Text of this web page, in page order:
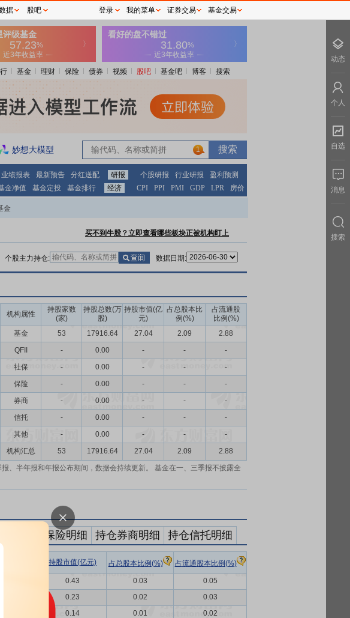
基金 理财 保险 债券 视频 股吧 基金吧 博客 搜索
妙想大模型 1
业绩报表 最新预告 分红送配 研报 个股研报 行业研报
盈利预测
金净值 基金定投 基金排行 经济 CPI PPI PMI GDP LPR 房价
金
买不到牛股？立即查看哪些板块正被机构盯上
个股主力持仓: 数据日期:
机构属性
持股家数
(家)
持股总数(万
股)
持股市值(亿
元)
占总股本比
例(%)
占流通股
比例(%)
基金
53 17916.64 27.04 2.09
2.88
QFII
- 0.00 - -
-
社保
- 0.00 - -
-
保险
- 0.00 - -
-
券商
- 0.00 - -
-
信托
- 0.00 - -
-
其他
- 0.00 - -
-
机构汇总
53 17916.64 27.04 2.09
2.88
、半年报和年报公布期间，数据会持续更新。 基金在一、三季报不披露全
持仓保险明细 持仓券商明细 持仓信托明细
持股市值(亿元) 占总股本比例(%) 占流通股本比例(%)
0.43 0.03
0.05
0.23 0.02
0.03
0.14 0.01 0.02
据 股吧 登录 我的菜单 证券交易 基金交易
动态
个人
自选
消息
搜索